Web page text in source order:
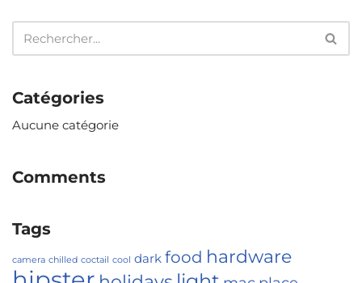
Catégories
Aucune catégorie
Comments
Tags
camera chilled coctail cool dark food hardware